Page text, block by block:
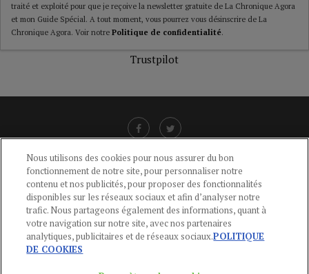
traité et exploité pour que je reçoive la newsletter gratuite de La Chronique Agora
et mon Guide Spécial. A tout moment, vous pourrez vous désinscrire de La
Chronique Agora. Voir notre Politique de confidentialité.
Trustpilot
CGU-POLITIQUE DE CONFIDENTIALITÉ -POLITIQUE DES COOKIES
MENTIONS LÉGALES -AIDE
CONTACT
01 44 59 91 11
Nous utilisons des cookies pour nous assurer du bon
fonctionnement de notre site, pour personnaliser notre
contenu et nos publicités, pour proposer des fonctionnalités
disponibles sur les réseaux sociaux et afin d’analyser notre
trafic. Nous partageons également des informations, quant à
votre navigation sur notre site, avec nos partenaires
analytiques, publicitaires et de réseaux sociaux.POLITIQUE
DE COOKIES